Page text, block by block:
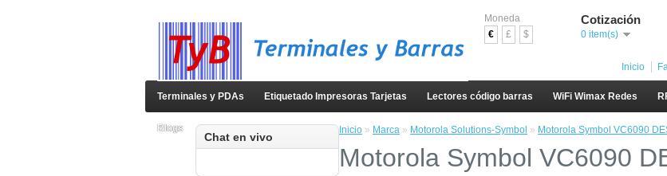
Moneda
€
£ $
Cotización
0 item(s)
Inicio
Terminales y PDAs Etiquetado Impresoras Tarjetas Lectores código barras WiFi Wimax Redes
Blogs
Chat en vivo
Inicio » Marca » Motorola Solutions-Symbol » Motorola Symbol VC6090
Motorola Symbol VC6090